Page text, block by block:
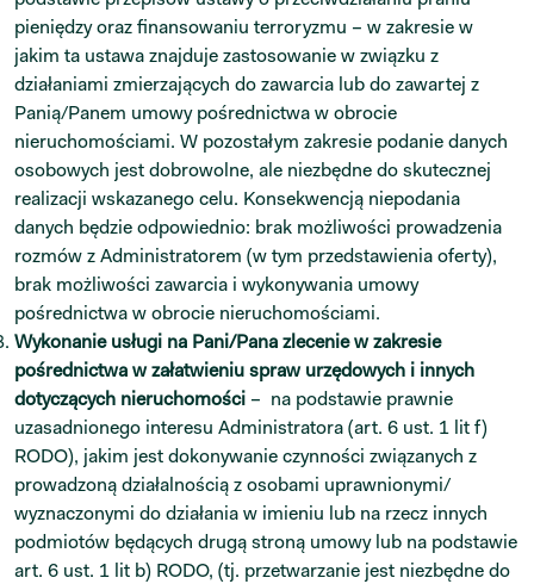
pieniędzy oraz finansowaniu terroryzmu – w zakresie w
jakim ta ustawa znajduje zastosowanie w związku z
działaniami zmierzających do zawarcia lub do zawartej z
Panią/Panem umowy pośrednictwa w obrocie
nieruchomościami. W pozostałym zakresie podanie danych
osobowych jest dobrowolne, ale niezbędne do skutecznej
realizacji wskazanego celu. Konsekwencją niepodania
danych będzie odpowiednio: brak możliwości prowadzenia
rozmów z Administratorem (w tym przedstawienia oferty),
brak możliwości zawarcia i wykonywania umowy
pośrednictwa w obrocie nieruchomościami.
Wykonanie usługi na Pani/Pana zlecenie w zakresie
pośrednictwa w załatwieniu spraw urzędowych i innych
dotyczących nieruchomości – na podstawie prawnie
uzasadnionego interesu Administratora (art. 6 ust. 1 lit f)
RODO), jakim jest dokonywanie czynności związanych z
prowadzoną działalnością z osobami uprawnionymi/
wyznaczonymi do działania w imieniu lub na rzecz innych
podmiotów będących drugą stroną umowy lub na podstawie
art. 6 ust. 1 lit b) RODO, (tj. przetwarzanie jest niezbędne do